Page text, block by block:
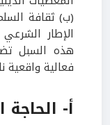
(ب) ثقافة
الإطار
هذه السبل
فعالية واقعية
أ- الحاجة